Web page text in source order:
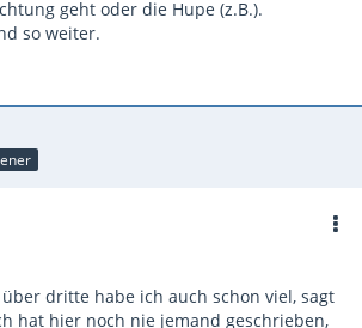
geht oder die Hupe (z.B.).
so weiter.
dritte habe ich auch schon viel, sagt
hat hier noch nie jemand geschrieben,